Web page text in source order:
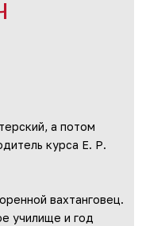
а потом
курса Е. Р.
вахтанговец.
училище и год